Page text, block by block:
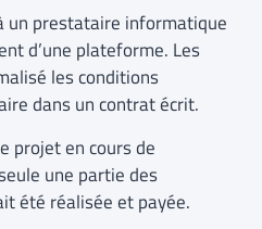
un prestataire informatique
d’une plateforme. Les
les conditions
dans un contrat écrit.
projet en cours de
une partie des
été réalisée et payée.